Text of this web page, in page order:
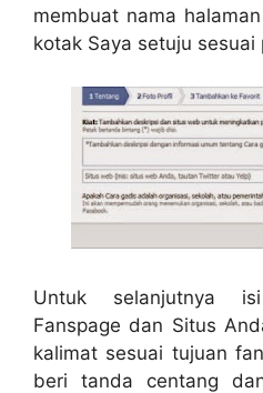
membuat nama
kotak Saya setuju
Untuk selanjutnya
Fanspage dan Situs
kalimat sesuai tujuan
beri tanda centang